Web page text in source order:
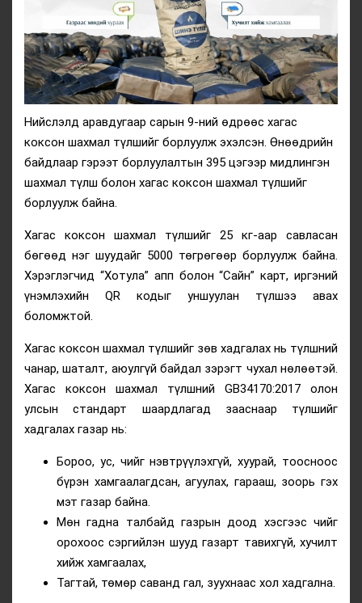
Нийслэлд аравдугаар сарын 9-ний өдрөөс хагас
коксон шахмал түлшийг борлуулж эхэлсэн. Өнөөдрийн
байдлаар гэрээт борлуулалтын 395 цэгээр мидлингэн
шахмал түлш болон хагас коксон шахмал түлшийг
борлуулж байна.
Хагас коксон шахмал түлшийг 25 кг-аар савласан
бөгөөд нэг шуудайг 5000 төгрөгөөр борлуулж байна.
Хэрэглэгчид “Хотула” апп болон “Сайн” карт, иргэний
үнэмлэхийн QR кодыг уншуулан түлшээ авах
боломжтой.
Хагас коксон шахмал түлшийг зөв хадгалах нь түлшний
чанар, шаталт, аюулгүй байдал зэрэгт чухал нөлөөтэй.
Хагас коксон шахмал түлшний GB34170:2017 олон
улсын стандарт шаардлагад зааснаар түлшийг
хадгалах газар нь:
Бороо, ус, чийг нэвтрүүлэхгүй, хуурай, тоосноос
бүрэн хамгаалагдсан, агуулах, гарааш, зоорь гэх
мэт газар байна.
Мөн гадна талбайд газрын доод хэсгээс чийг
орохоос сэргийлэн шууд газарт тавихгүй, хучилт
хийж хамгаалах,
Тагтай, төмөр саванд гал, зуухнаас хол хадгална.